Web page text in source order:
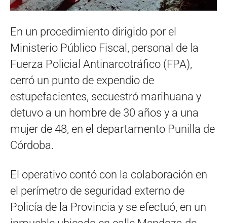
En un procedimiento dirigido por el
Ministerio Público Fiscal, personal de la
Fuerza Policial Antinarcotráfico (FPA),
cerró un punto de expendio de
estupefacientes, secuestró marihuana y
detuvo a un hombre de 30 años y a una
mujer de 48, en el departamento Punilla de
Córdoba.
El operativo contó con la colaboración en
el perímetro de seguridad externo de
Policía de la Provincia y se efectuó, en un